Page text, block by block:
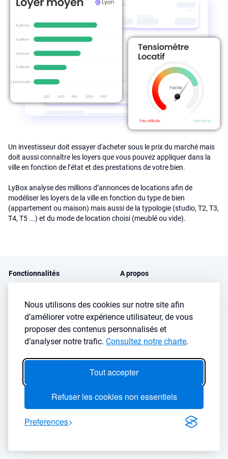
Nous utilisons des cookies sur notre site afin
d’améliorer votre expérience utilisateur, de vous
proposer des contenus personnalisés et
d’analyser notre trafic. Consultez notre charte.
Tout accepter
Refuser les cookies non essentiels
Preferences
Un investisseur doit essayer d'acheter sous le prix du marché mais
doit aussi connaître les loyers que vous pouvez appliquer dans la
ville en fonction de l’état et des prestations de votre bien.
LyBox analyse des millions d’annonces de locations afin de
modéliser les loyers de la ville en fonction du type de bien
(appartement ou maison) mais aussi de la typologie (studio, T2, T3,
T4, T5 ...) et du mode de location choisi (meublé ou vide).
Fonctionnalités
Simulateur d’investissement
locatif
Moteur de recherche immobilier
Analyse de ville
Offres professionnels
A propos
Avis client
Podcasts et Interviews
Presse
FAQ
Guides
Stratégie de location
Guide immobilier